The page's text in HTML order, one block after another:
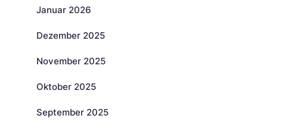
Januar 2026
Dezember 2025
November 2025
Oktober 2025
September 2025